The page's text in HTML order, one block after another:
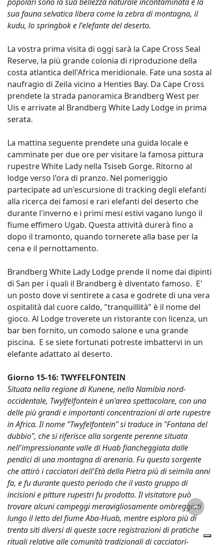
sua fauna selvatica libera come la zebra di montagna, il
kudu, lo springbok e l'elefante del deserto.
La vostra prima visita di oggi sarà la Cape Cross Seal
Reserve, la più grande colonia di riproduzione della
costa atlantica dell'Africa meridionale. Fate una sosta al
naufragio di Zeila vicino a Henties Bay. Da Cape Cross
prendete la strada panoramica Brandberg West per
Uis e arrivate al Brandberg White Lady Lodge in prima
serata.
La mattina seguente prendete una guida locale e
camminate per due ore per visitare la famosa pittura
rupestre White Lady nella Tsiseb Gorge. Ritorno al
lodge verso l'ora di pranzo. Nel pomeriggio
partecipate ad un'escursione di tracking degli elefanti
alla ricerca dei famosi e rari elefanti del deserto che
durante l'inverno e i primi mesi estivi vagano lungo il
fiume effimero Ugab. Questa attività durerà fino a
dopo il tramonto, quando tornerete alla base per la
cena e il pernottamento.
Brandberg White Lady Lodge prende il nome dai dipinti
di San per i quali il Brandberg è diventato famoso. E'
un posto dove vi sentirete a casa e godrete di una vera
ospitalità dal cuore caldo, "tranquillità" è il nome del
gioco. Al Lodge troverete un ristorante con licenza, un
bar ben fornito, un comodo salone e una grande
piscina. E se siete fortunati potreste imbattervi in un
elefante adattato al deserto.
Giorno 15-16: TWYFELFONTEIN
Situata nella regione di Kunene, nella Namibia nord-
occidentale, Twylfelfontein è un'area spettacolare, con una
delle più grandi e importanti concentrazioni di arte rupestre
in Africa. Il nome "Twyfelfontein" si traduce in "Fontana del
dubbio", che si riferisce alla sorgente perenne situata
nell'impressionante valle di Huab fiancheggiata dalle
pendici di una montagna di arenaria. Fu questa sorgente
che attirò i cacciatori dell'Età della Pietra più di seimila anni
fa, e fu durante questo periodo che il vasto gruppo di
incisioni e pitture rupestri fu prodotto. Il visitatore può
trovare alcuni campeggi meravigliosamente ombreggiati
lungo il letto del fiume Aba-Huab, mentre esplora più di
trenta siti diversi di queste sacre registrazioni di pratiche
rituali relative alle comunità tradizionali di cacciatori-